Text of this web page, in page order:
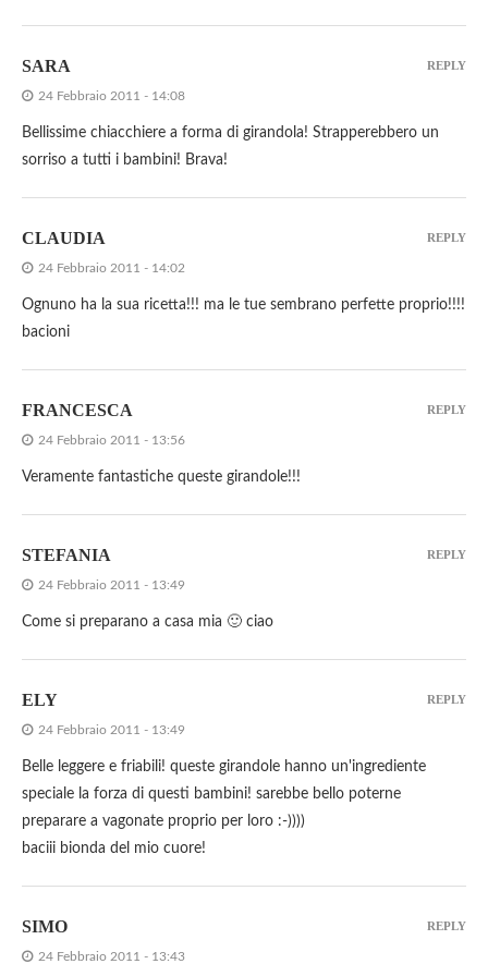
SARA
24 Febbraio 2011 - 14:08
Bellissime chiacchiere a forma di girandola! Strapperebbero un
sorriso a tutti i bambini! Brava!
REPLY
CLAUDIA
24 Febbraio 2011 - 14:02
Ognuno ha la sua ricetta!!! ma le tue sembrano perfette proprio!!!!
bacioni
REPLY
FRANCESCA
24 Febbraio 2011 - 13:56
Veramente fantastiche queste girandole!!!
REPLY
STEFANIA
24 Febbraio 2011 - 13:49
Come si preparano a casa mia 🙂 ciao
REPLY
ELY
24 Febbraio 2011 - 13:49
Belle leggere e friabili! queste girandole hanno un'ingrediente
speciale la forza di questi bambini! sarebbe bello poterne
preparare a vagonate proprio per loro :-))))
baciii bionda del mio cuore!
REPLY
SIMO
24 Febbraio 2011 - 13:43
REPLY